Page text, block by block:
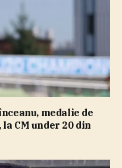
medalie de
CM under 20 din